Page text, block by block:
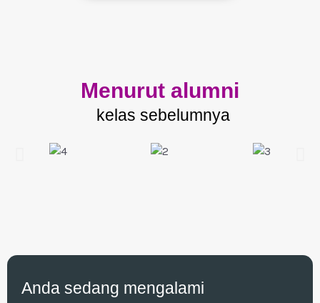
Menurut alumni
kelas sebelumnya
Anda sedang mengalami